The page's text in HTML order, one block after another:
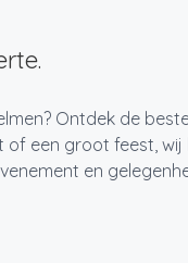
Ontdek de
een groot feest, wij
en